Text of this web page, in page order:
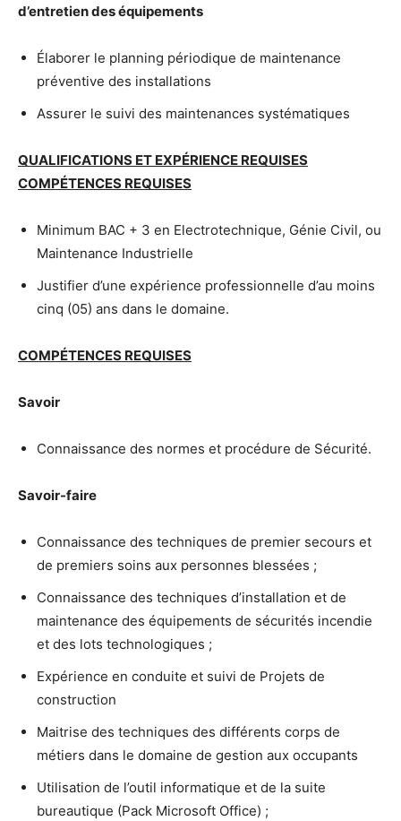
d’entretien des équipements
Élaborer le planning périodique de maintenance
préventive des installations
Assurer le suivi des maintenances systématiques
QUALIFICATIONS ET EXPÉRIENCE REQUISES
COMPÉTENCES REQUISES
Minimum BAC + 3 en Electrotechnique, Génie Civil, ou
Maintenance Industrielle
Justifier d’une expérience professionnelle d’au moins
cinq (05) ans dans le domaine.
COMPÉTENCES REQUISES
Savoir
Connaissance des normes et procédure de Sécurité.
Savoir-faire
Connaissance des techniques de premier secours et
de premiers soins aux personnes blessées ;
Connaissance des techniques d’installation et de
maintenance des équipements de sécurités incendie
et des lots technologiques ;
Expérience en conduite et suivi de Projets de
construction
Maitrise des techniques des différents corps de
métiers dans le domaine de gestion aux occupants
Utilisation de l’outil informatique et de la suite
bureautique (Pack Microsoft Office) ;